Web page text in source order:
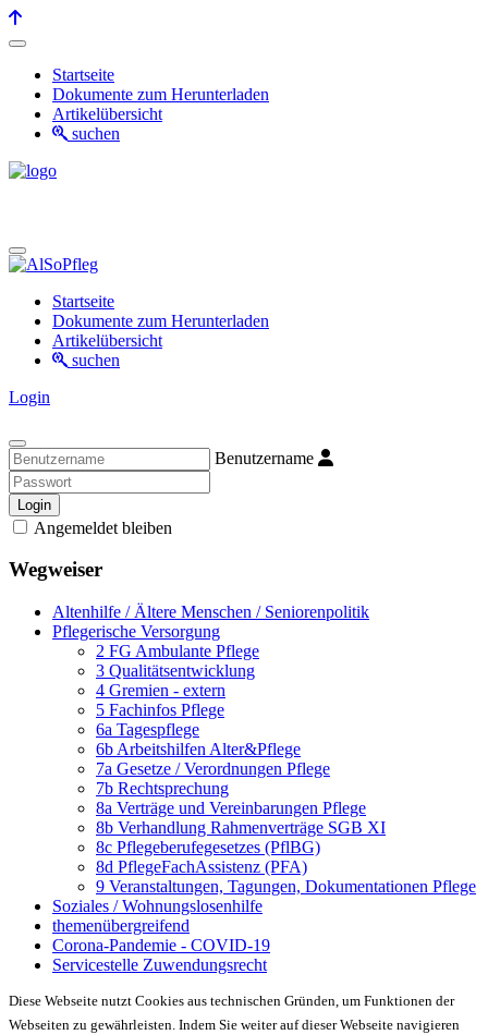
Startseite
Dokumente zum Herunterladen
Artikelübersicht
suchen
Startseite
Dokumente zum Herunterladen
Artikelübersicht
suchen
Login
Benutzername
Login
Angemeldet bleiben
Wegweiser
Altenhilfe / Ältere Menschen / Seniorenpolitik
Pflegerische Versorgung
2 FG Ambulante Pflege
3 Qualitätsentwicklung
4 Gremien - extern
5 Fachinfos Pflege
6a Tagespflege
6b Arbeitshilfen Alter&Pflege
7a Gesetze / Verordnungen Pflege
7b Rechtsprechung
8a Verträge und Vereinbarungen Pflege
8b Verhandlung Rahmenverträge SGB XI
8c Pflegeberufegesetzes (PflBG)
8d PflegeFachAssistenz (PFA)
9 Veranstaltungen, Tagungen, Dokumentationen Pflege
Soziales / Wohnungslosenhilfe
themenübergreifend
Corona-Pandemie - COVID-19
Servicestelle Zuwendungsrecht
Diese Webseite nutzt Cookies aus technischen Gründen, um Funktionen der
Webseiten zu gewährleisten. Indem Sie weiter auf dieser Webseite navigieren